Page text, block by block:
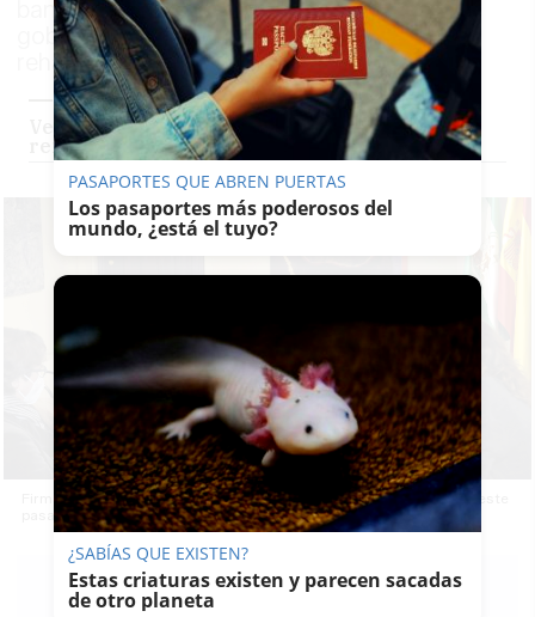
banco, a una venta forzosa iniciada por el
gobierno municipal que permitirá su
rehabilitación
Verano de obras en Juana de Dios Lacoste:
renovación total en el intramuros de Jerez
Firma del acta de ocupación de la finca de Juana de Dios Lacoste, este
pasado lunes en la Delegación Municipal de Urbanismo.
PASAPORTES QUE ABREN PUERTAS
Los pasaportes más poderosos del
mundo, ¿está el tuyo?
¿SABÍAS QUE EXISTEN?
Estas criaturas existen y parecen sacadas
de otro planeta